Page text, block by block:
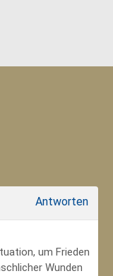
Antworten
um Frieden
Wunden